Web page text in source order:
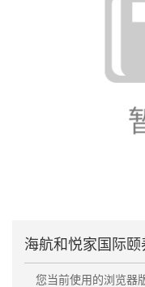
您当前使用的浏览器